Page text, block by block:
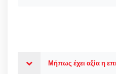
Μήπως έχει αξία η